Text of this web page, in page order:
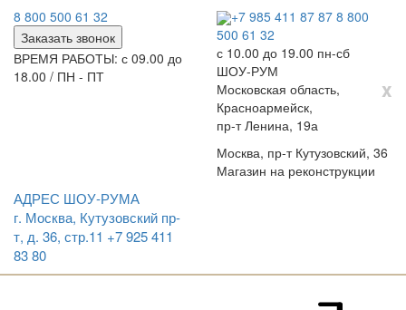
8 800 500 61 32
Заказать звонок
ВРЕМЯ РАБОТЫ: с 09.00 до
18.00 / ПН - ПТ
+7 985 411 87 87 8 800
500 61 32
с 10.00 до 19.00 пн-сб
ШОУ-РУМ
x
Московская область,
Красноармейск,
пр-т Ленина, 19а
Москва, пр-т Кутузовский, 36
Магазин на реконструкции
АДРЕС ШОУ-РУМА
г. Москва, Кутузовский пр-
т, д. 36, стр.11 +7 925 411
83 80